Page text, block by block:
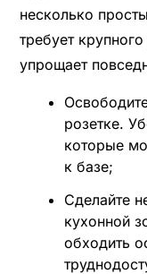
несколько
требует
упрощает
розетке.
которые
к базе;
Сделайте
кухонной
обходить